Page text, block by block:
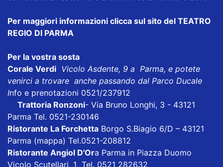
Per maggiori informazioni clicca sul sito del TEATRO
REGIO DI PARMA
Per la vostra sosta
Corale Verdi Vicolo Asdente, 9 a Parma, e potete
venirci a trovare anche passando dal Parco Ducale
Info e prenotazioni 0521/237912
Trattoria Ronzoni- Via Bruno Longhi, 3 - 43121
Parma Tel. 0521-230146
Ristorante La Forchetta Borgo S.Biagio 6/D – 43121
Parma (mappa) Tel.0521-208812
Ristorante Angiol D'Ora Parma in Piazza Duomo
Vicolo Scutellari, 1 Tel. 0521 282632